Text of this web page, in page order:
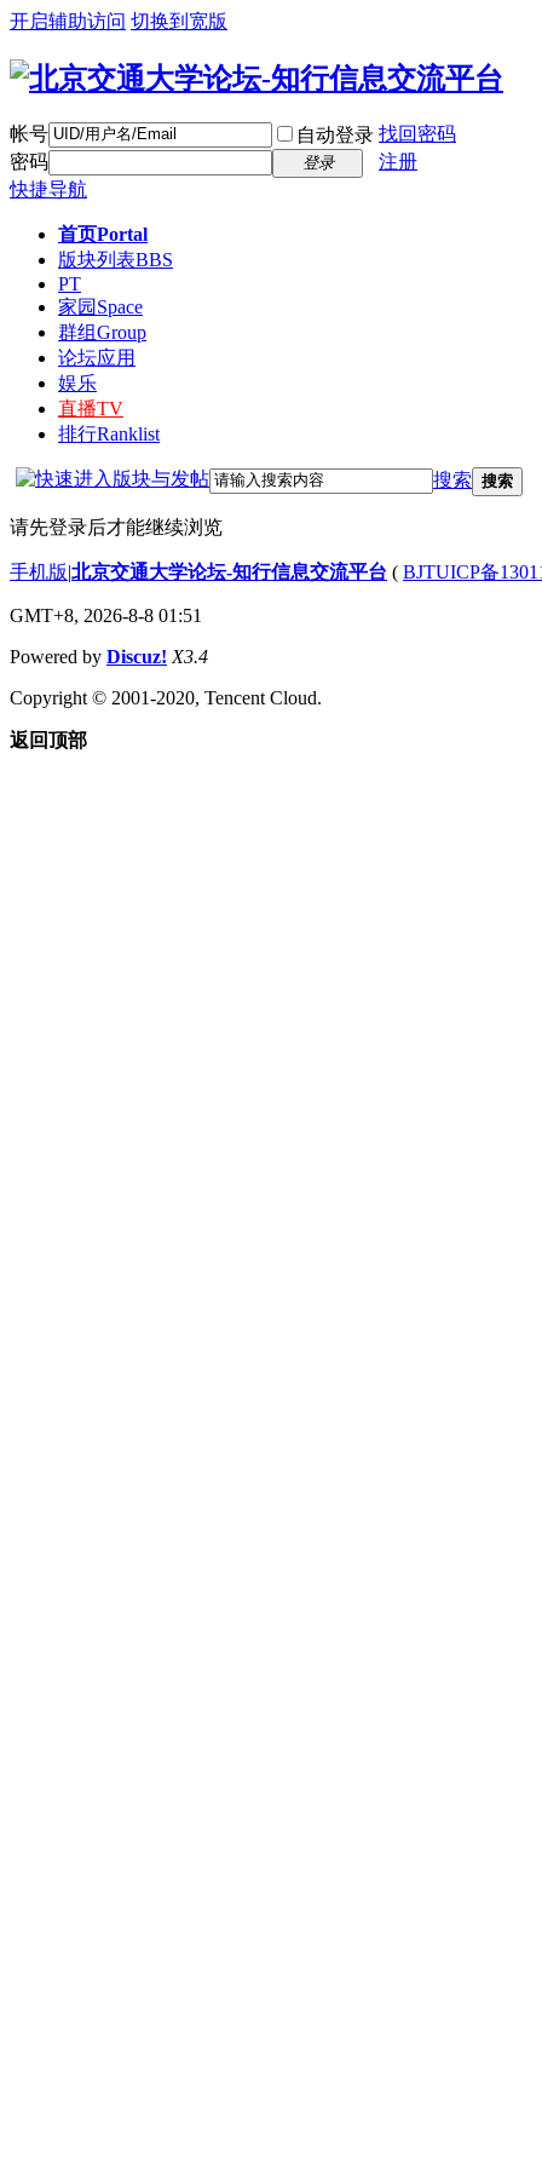
开启辅助访问 切换到宽版
帐号 自动登录 找回密码
密码
登录
注册
快捷导航
首页Portal
版块列表BBS
PT
家园 Space
群组Group
论坛应用
娱乐
直播TV
排行Ranklist
搜索 搜索
请先登录后才能继续浏览
手机版|北京交通大学论坛-知行信息交流平台 ( BJTUICP备
GMT+8, 2026-8-8 01:51
Powered by Discuz! X3.4
Copyright © 2001-2020, Tencent Cloud.
返回顶部